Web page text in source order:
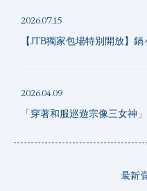
2026.07.15
【JTB獨家包場特別開放】
2026.04.09
「穿著和服巡遊宗像三女神」
最新